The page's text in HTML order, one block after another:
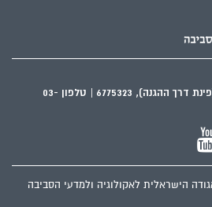
קהילת ניו-יורק 19 תל-אביב (פינת דרך ההגנה), 6775323 | טלפון 03-